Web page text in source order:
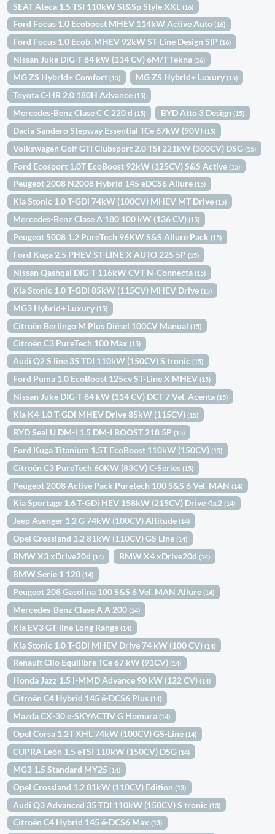
SEAT Ateca 1.5 TSI 110kW St&Sp Style XXL(16)
Ford Focus 1.0 Ecoboost MHEV 114kW Active Auto(16)
Ford Focus 1.0 Ecob. MHEV 92kW ST-Line Design SIP(16)
Nissan Juke DIG-T 84 kW (114 CV) 6M/T Tekna(16)
MG ZS Hybrid+ Comfort(15) MG ZS Hybrid+ Luxury(15)
Toyota C-HR 2.0 180H Advance(15)
Mercedes-Benz Clase C C 220 d(15) BYD Atto 3 Design(15)
Dacia Sandero Stepway Essential TCe 67kW (90V)(15)
Volkswagen Golf GTI Clubsport 2.0 TSI 221kW (300CV) DSG(15)
Ford Ecosport 1.0T EcoBoost 92kW (125CV) S&S Active(15)
Peugeot 2008 N2008 Hybrid 145 eDCS6 Allure(15)
Kia Stonic 1.0 T-GDi 74kW (100CV) MHEV MT Drive(15)
Mercedes-Benz Clase A 180 100 kW (136 CV)(15)
Peugeot 5008 1.2 PureTech 96KW S&S Allure Pack(15)
Ford Kuga 2.5 PHEV ST-LINE X AUTO 225 5P(15)
Nissan Qashqai DIG-T 116kW CVT N-Connecta(15)
Kia Stonic 1.0 T-GDi 85kW (115CV) MHEV Drive(15)
MG3 Hybrid+ Luxury(15)
Citroën Berlingo M Plus Diésel 100CV Manual(15)
Citroën C3 PureTech 100 Max(15)
Audi Q2 S line 35 TDI 110kW (150CV) S tronic(15)
Ford Puma 1.0 EcoBoost 125cv ST-Line X MHEV(15)
Nissan Juke DIG-T 84 kW (114 CV) DCT 7 Vel. Acenta(15)
Kia K4 1.0 T-GDi MHEV Drive 85kW (115CV)(15)
BYD Seal U DM-i 1.5 DM-I BOOST 218 5P(15)
Ford Kuga Titanium 1.5T EcoBoost 110kW (150CV)(15)
Citroën C3 PureTech 60KW (83CV) C-Series(15)
Peugeot 2008 Active Pack Puretech 100 S&S 6 Vel. MAN(14)
Kia Sportage 1.6 T-GDi HEV 158kW (215CV) Drive 4x2(14)
Jeep Avenger 1.2 G 74kW (100CV) Altitude(14)
Opel Crossland 1.2 81kW (110CV) GS Line(14)
BMW X3 xDrive20d(14) BMW X4 xDrive20d(14)
BMW Serie 1 120(14)
Peugeot 208 Gasolina 100 S&S 6 Vel. MAN Allure(14)
Mercedes-Benz Clase A A 200(14)
Kia EV3 GT-line Long Range(14)
Kia Stonic 1.0 T-GDi MHEV Drive 74 kW (100 CV)(14)
Renault Clio Equilibre TCe 67 kW (91CV)(14)
Honda Jazz 1.5 i-MMD Advance 90 kW (122 CV)(14)
Citroën C4 Hybrid 145 ë-DCS6 Plus(14)
Mazda CX-30 e-SKYACTIV G Homura(14)
Opel Corsa 1.2T XHL 74kW (100CV) GS-Line(14)
CUPRA León 1.5 eTSI 110kW (150CV) DSG(14)
MG3 1.5 Standard MY25(14)
Opel Crossland 1.2 81kW (110CV) Edition(13)
Audi Q3 Advanced 35 TDI 110kW (150CV) S tronic(13)
Citroën C4 Hybrid 145 ë-DCS6 Max(13)